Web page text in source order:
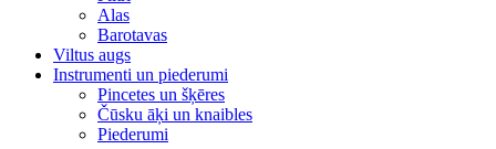
Alas
Barotavas
Viltus augs
Instrumenti un piederumi
Pincetes un šķēres
Čūsku āķi un knaibles
Piederumi